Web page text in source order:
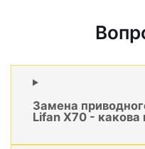
Замена
Lifan X70 -